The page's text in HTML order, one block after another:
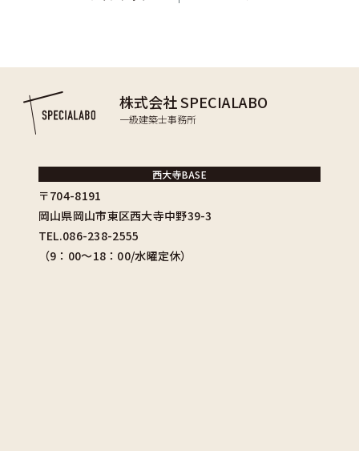
株式会社 SPECIALABO
一級建築士事務所
西大寺BASE
〒704-8191
岡山県岡山市東区西大寺中野39-3
TEL.086-238-2555
（9：00〜18：00/水曜定休）